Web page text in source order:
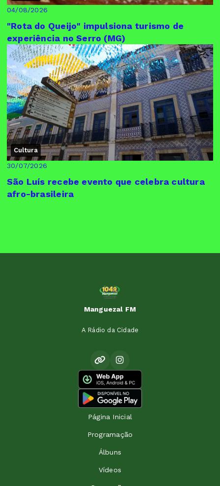
04/08/2026
"Rota do Queijo" impulsiona turismo de
experiência no Serro (MG)
Cultura
30/07/2026
São Luís recebe evento que celebra cultura
afro-brasileira
Manguezal FM
A Rádio da Cidade
Página Inicial
Programação
Álbuns
Vídeos